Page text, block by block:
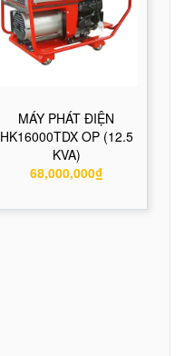
MÁY PHÁT ĐIỆN
HK16000TDX OP (12.5
KVA)
68,000,000₫